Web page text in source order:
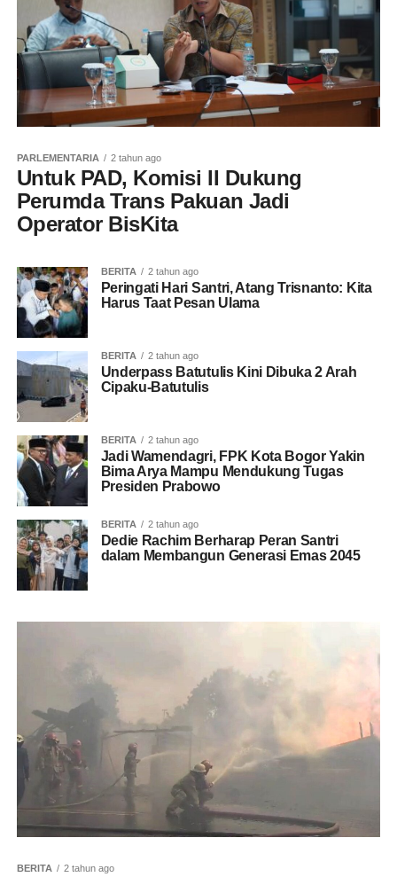
PARLEMENTARIA 2 tahun ago
Untuk PAD, Komisi II Dukung
Perumda Trans Pakuan Jadi
Operator BisKita
BERITA 2 tahun ago
Peringati Hari Santri, Atang Trisnanto: Kita
Harus Taat Pesan Ulama
BERITA 2 tahun ago
Underpass Batutulis Kini Dibuka 2 Arah
Cipaku-Batutulis
BERITA 2 tahun ago
Jadi Wamendagri, FPK Kota Bogor Yakin
Bima Arya Mampu Mendukung Tugas
Presiden Prabowo
BERITA 2 tahun ago
Dedie Rachim Berharap Peran Santri
dalam Membangun Generasi Emas 2045
BERITA 2 tahun ago